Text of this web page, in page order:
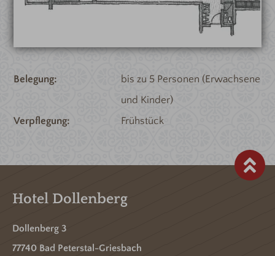
Belegung
bis zu 5 Personen (Erwachsene
und Kinder)
Verpflegung
Frühstück
Hotel Dollenberg
Dollenberg 3
77740 Bad Peterstal-Griesbach